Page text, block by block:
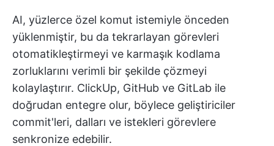
AI, yüzlerce özel komut istemiyle önceden
yüklenmiştir, bu da tekrarlayan görevleri
otomatikleştirmeyi ve karmaşık kodlama
zorluklarını verimli bir şekilde çözmeyi
kolaylaştırır. ClickUp, GitHub ve GitLab ile
doğrudan entegre olur, böylece geliştiriciler
commit'leri, dalları ve istekleri görevlere
senkronize edebilir.